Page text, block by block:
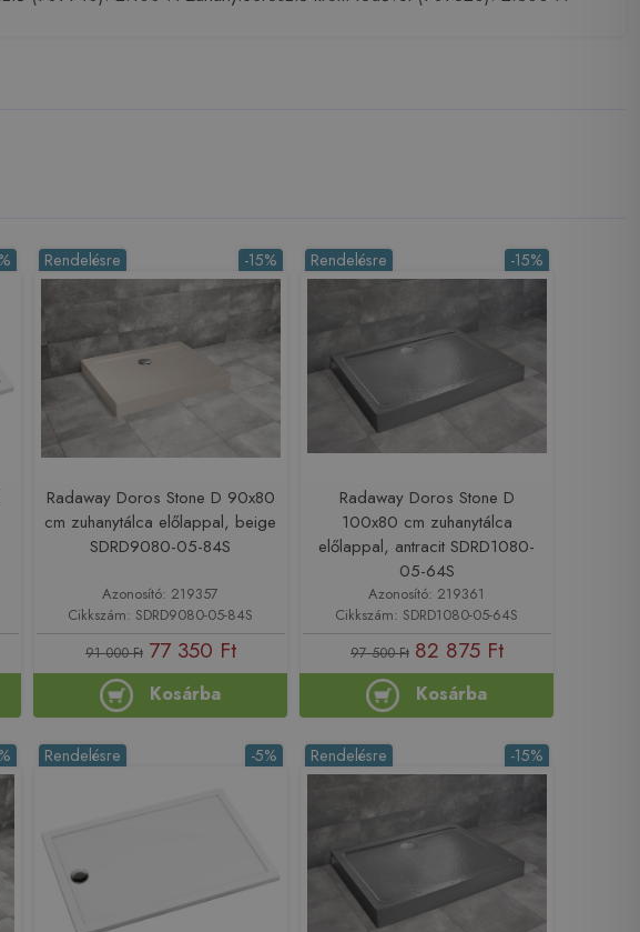
-15%
Rendelésre
Radaway Doros Stone D 90x80
cm zuhanytálca előlappal, beige
SDRD9080-05-84S
Azonosító: 219357
Cikkszám: SDRD9080-05-84S
91 000 Ft 77 350 Ft
Kosárba
-15%
Rendelésre
Radaway Doros Stone D
100x80 cm zuhanytálca
előlappal, antracit SDRD1080-
05-64S
Azonosító: 219361
Cikkszám: SDRD1080-05-64S
97 500 Ft 82 875 Ft
Kosárba
-5%
Rendelésre -15%
Rendelésre